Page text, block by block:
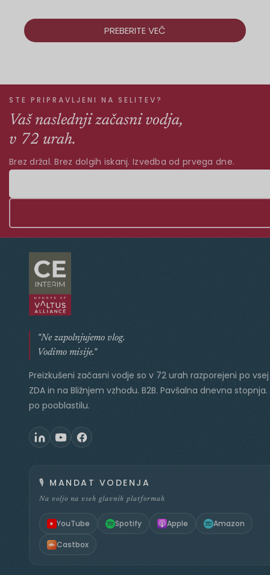
PREBERITE VEČ
STE PRIPRAVLJENI NA SELITEV?
Vaš naslednji začasni vodja,
v 72 urah.
Brez držal. Brez dolgih iskanj. Izvedba od prvega dne.
"Ne zapolnjujemo vlog.
Vodimo misije."
Preizkušeni začasni vodje so v 72 urah razporejeni po vsej
ZDA in na Bližnjem vzhodu. B2B. Pavšalna dnevna
po pooblastilu.
🎙️ MANDAT VODENJA
Na voljo na vseh glavnih platformah
YouTube Spotify Apple Amazon
Castbox